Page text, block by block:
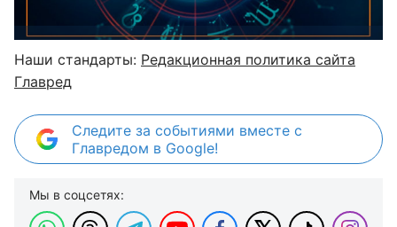
Наши стандарты: Редакционная политика сайта
Главред
Следите за событиями вместе с
Главредом в Google!
Мы в соцсетях: